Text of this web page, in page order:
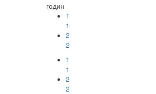
годин
1
1
2
2
1
1
2
2